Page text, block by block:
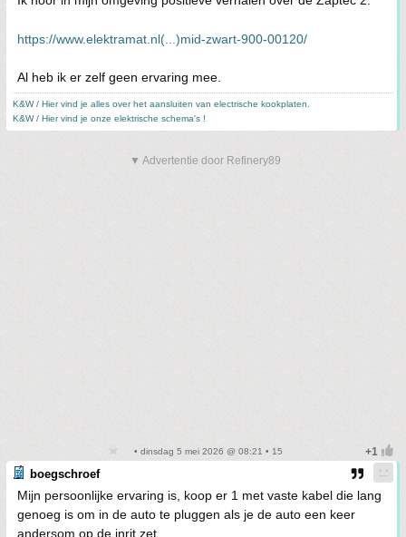
https://www.elektramat.nl(...)mid-zwart-900-00120/
Al heb ik er zelf geen ervaring mee.
K&W / Hier vind je alles over het aansluiten van electrische kookplaten.
K&W / Hier vind je onze elektrische schema's !
▼ Advertentie door Refinery89
• dinsdag 5 mei 2026 @ 08:21 • 15
boegschroef
Mijn persoonlijke ervaring is, koop er 1 met vaste kabel die lang
genoeg is om in de auto te pluggen als je de auto een keer
andersom op de inrit zet.